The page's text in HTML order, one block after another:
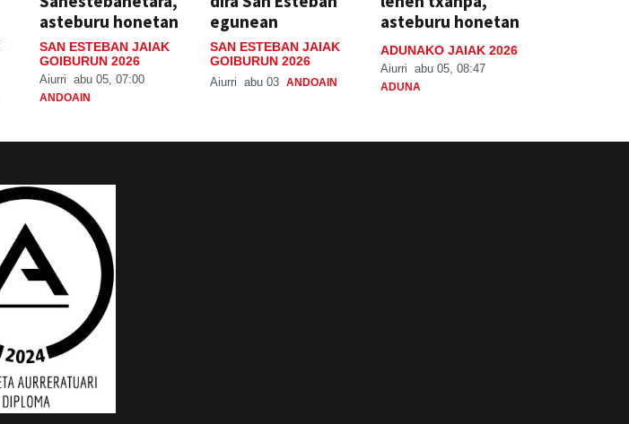
asteburu honetan
SAN ESTEBAN JAIAK
GOIBURUN 2026
Aiurri abu 05, 07:00
ANDOAIN
egunean
SAN ESTEBAN JAIAK
GOIBURUN 2026
Aiurri abu 03 ANDOAIN
asteburu honetan
ADUNAKO JAIAK 2026
Aiurri abu 05, 08:47
ADUNA